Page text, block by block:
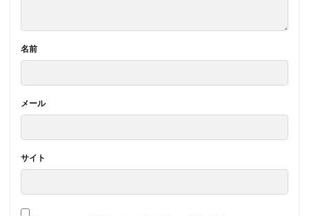
名前
メール
サイト